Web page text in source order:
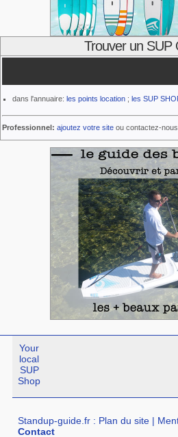
Trouver un SUP
dans l'annuaire: les points location ; les SUP
Professionnel: ajoutez votre site ou contactez-nous.
Your
local
SUP
Shop
Standup-guide.fr : Plan du site |
Contact